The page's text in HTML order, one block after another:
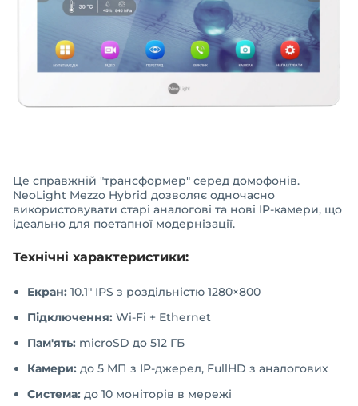
Це справжній "трансформер" серед домофонів.
NeoLight Mezzo Hybrid дозволяє одночасно
використовувати старі аналогові та нові IP-камери, що
ідеально для поетапної модернізації.
Технічні характеристики:
Екран: 10.1" IPS з роздільністю 1280×800
Підключення: Wi-Fi + Ethernet
Пам'ять: microSD до 512 ГБ
Камери: до 5 МП з IP-джерел, FullHD з аналогових
Система: до 10 моніторів в мережі